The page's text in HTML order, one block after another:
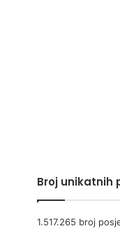
Broj unikatnih
1.517.265 broj